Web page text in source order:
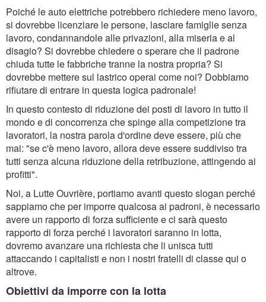
Poiché le auto elettriche potrebbero richiedere meno lavoro,
si dovrebbe licenziare le persone, lasciare famiglie senza
lavoro, condannandole alle privazioni, alla miseria e al
disagio? Si dovrebbe chiedere o sperare che il padrone
chiuda tutte le fabbriche tranne la nostra propria? Si
dovrebbe mettere sul lastrico operai come noi? Dobbiamo
rifiutare di entrare in questa logica padronale!
In questo contesto di riduzione dei posti di lavoro in tutto il
mondo e di concorrenza che spinge alla competizione tra
lavoratori, la nostra parola d'ordine deve essere, più che
mai: "se c'è meno lavoro, allora deve essere suddiviso tra
tutti senza alcuna riduzione della retribuzione, attingendo ai
profitti".
Noi, a Lutte Ouvrière, portiamo avanti questo slogan perché
sappiamo che per imporre qualcosa ai padroni, è necessario
avere un rapporto di forza sufficiente e ci sarà questo
rapporto di forza perché i lavoratori saranno in lotta,
dovremo avanzare una richiesta che li unisca tutti
attaccando i capitalisti e non i nostri fratelli di classe qui o
altrove.
Obiettivi da imporre con la lotta